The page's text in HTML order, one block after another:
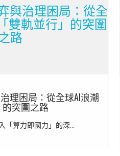
與治理困局：從全
雙軌並行」的突圍
路
理困局：從全球AI浪潮
突圍之路
「算力即國力」的深...